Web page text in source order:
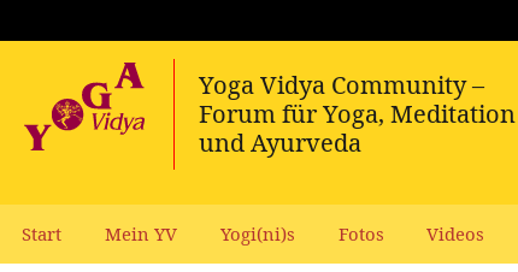
Start Mein YV Yogi(ni)s Fotos Videos